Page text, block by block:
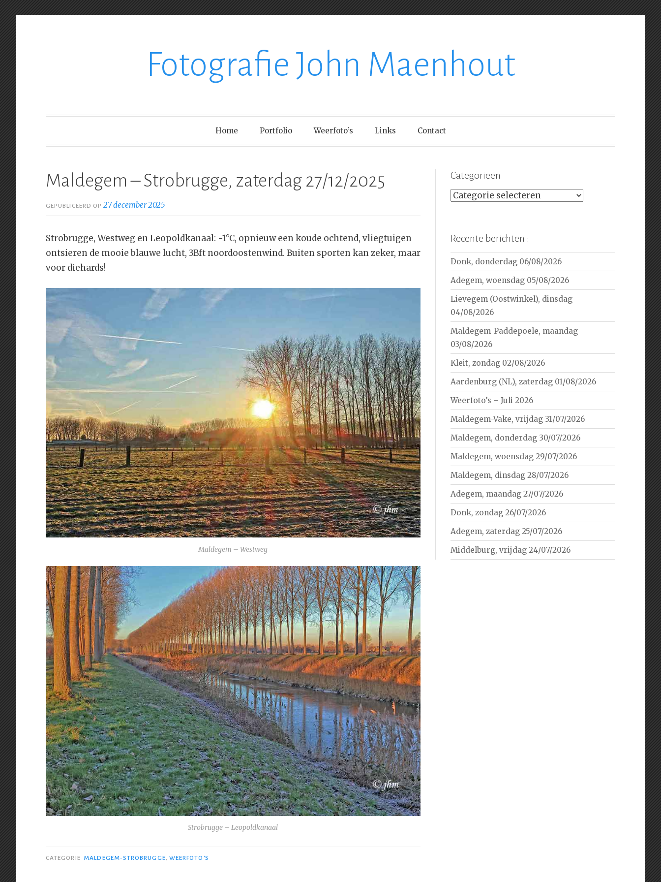
Fotografie John Maenhout
Home Portfolio Weerfoto’s Links Contact
Maldegem – Strobrugge, zaterdag 27/12/2025
GEPUBLICEERD OP27 december 2025
Strobrugge, Westweg en Leopoldkanaal: -1°C, opnieuw een koude ochtend, vliegtuigen
ontsieren de mooie blauwe lucht, 3Bft noordoostenwind. Buiten sporten kan zeker, maar
voor diehards!
Maldegem – Westweg
Strobrugge – Leopoldkanaal
CATEGORIE MALDEGEM-STROBRUGGE WEERFOTO'S
Categorieën
Categorieën
Recente berichten :
Donk, donderdag 06/08/2026
Adegem, woensdag 05/08/2026
Lievegem (Oostwinkel), dinsdag
04/08/2026
Maldegem-Paddepoele, maandag
03/08/2026
Kleit, zondag 02/08/2026
Aardenburg (NL), zaterdag 01/08/2026
Weerfoto’s – Juli 2026
Maldegem-Vake, vrijdag 31/07/2026
Maldegem, donderdag 30/07/2026
Maldegem, woensdag 29/07/2026
Maldegem, dinsdag 28/07/2026
Adegem, maandag 27/07/2026
Donk, zondag 26/07/2026
Adegem, zaterdag 25/07/2026
Middelburg, vrijdag 24/07/2026